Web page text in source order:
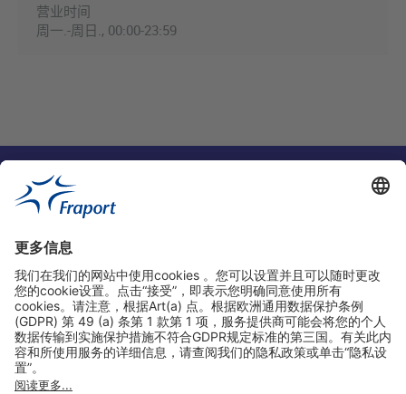
营业时间
周一.-周日., 00:00-23:59
实用链接
购物&线上预定
关于我们